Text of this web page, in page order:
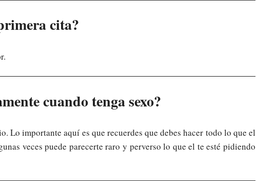
cita?
cuando tenga sexo?
Lo importante aquí es que recuerdes que debes hacer todo lo que el
veces puede parecerte raro y perverso lo que el te esté pidiendo